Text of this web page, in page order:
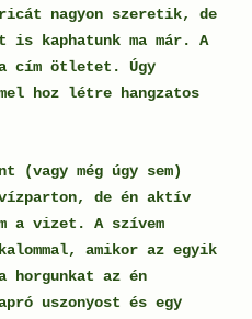
nagyon szeretik, de
is kaphatunk ma már. A
cím ötletet. Úgy
hoz létre hangzatos
(vagy még úgy sem)
de én aktív
a vizet. A szívem
amikor az egyik
horgunkat az én
uszonyost és egy